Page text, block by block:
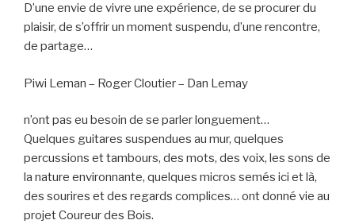
D’une envie de vivre une expérience, de se procurer du
plaisir, de s’offrir un moment suspendu, d’une rencontre,
de partage…
Piwi Leman – Roger Cloutier – Dan Lemay
n’ont pas eu besoin de se parler longuement…
Quelques guitares suspendues au mur, quelques
percussions et tambours, des mots, des voix, les sons de
la nature environnante, quelques micros semés ici et là,
des sourires et des regards complices… ont donné vie au
projet Coureur des Bois.